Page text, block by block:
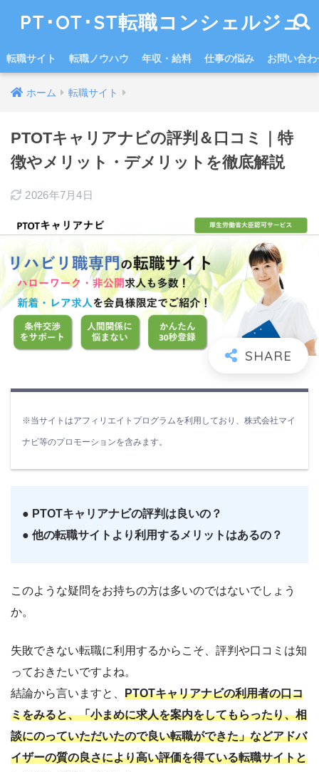
PT･OT･ST転職コンシェルジュ
転職サイト 転職ノウハウ 年収・給料 仕事の悩み お問い合わ
ホーム 転職サイト
PTOTキャリアナビの評判＆口コミ｜特
徴やメリット・デメリットを徹底解説
2026年7月4日
※当サイトはアフィリエイトプログラムを利用しており、株式会社マイ
ナビ等のプロモーションを含みます。
● PTOTキャリアナビの評判は良いの？
● 他の転職サイトより利用するメリットはあるの？
このような疑問をお持ちの方は多いのではないでしょう
か。
失敗できない転職に利用するからこそ、評判や口コミは知
っておきたいですよね。
結論から言いますと、 PTOTキャリアナビの利用者の口コ
ミをみると、「小まめに求人を案内をしてもらったり、相
談にのっていただいたので良い転職ができた」などアドバ
イザーの質の良さにより高い評価を得ている転職サイトと